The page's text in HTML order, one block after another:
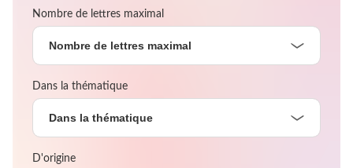
Nombre de lettres maximal
Nombre de lettres maximal
Dans la thématique
Dans la thématique
D'origine